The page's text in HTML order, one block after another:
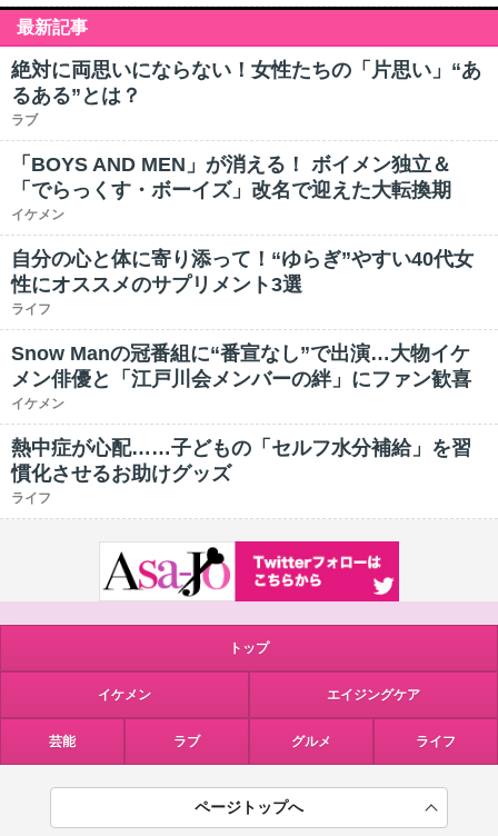
最新記事
絶対に両思いにならない！女性たちの「片思い」“あ
るある”とは？
ラブ
「BOYS AND MEN」が消える！ ボイメン独立＆
「でらっくす・ボーイズ」改名で迎えた大転換期
イケメン
自分の心と体に寄り添って！“ゆらぎ”やすい40代女
性にオススメのサプリメント3選
ライフ
Snow Manの冠番組に“番宣なし”で出演…大物イケ
メン俳優と「江戸川会メンバーの絆」にファン歓喜
イケメン
熱中症が心配……子どもの「セルフ水分補給」を習
慣化させるお助けグッズ
ライフ
トップ
イケメン エイジングケア
芸能 ラブ グルメ ライフ
ページトップへ